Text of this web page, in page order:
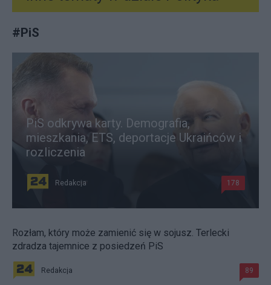
#PiS
PiS odkrywa karty. Demografia,
mieszkania, ETS, deportacje Ukraińców i
rozliczenia
Redakcja 178
Rozłam, który może zamienić się w sojusz. Terlecki
zdradza tajemnice z posiedzeń PiS
Redakcja 89